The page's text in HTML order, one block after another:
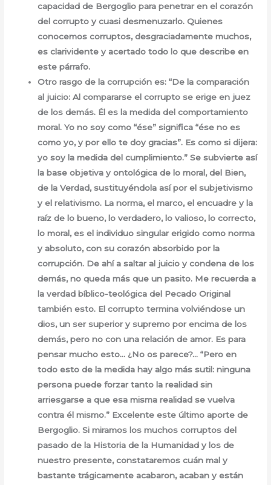
capacidad de Bergoglio para penetrar en el corazón
del corrupto y cuasi desmenuzarlo. Quienes
conocemos corruptos, desgraciadamente muchos,
es clarividente y acertado todo lo que describe en
este párrafo.
Otro rasgo de la corrupción es: “De la comparación
al juicio: Al compararse el corrupto se erige en juez
de los demás. Él es la medida del comportamiento
moral. Yo no soy como “ése” significa “ése no es
como yo, y por ello te doy gracias”. Es como si dijera:
yo soy la medida del cumplimiento.” Se subvierte así
la base objetiva y ontológica de lo moral, del Bien,
de la Verdad, sustituyéndola así por el subjetivismo
y el relativismo. La norma, el marco, el encuadre y la
raíz de lo bueno, lo verdadero, lo valioso, lo correcto,
lo moral, es el individuo singular erigido como norma
y absoluto, con su corazón absorbido por la
corrupción. De ahí a saltar al juicio y condena de los
demás, no queda más que un pasito. Me recuerda a
la verdad bíblico-teológica del Pecado Original
también esto. El corrupto termina volviéndose un
dios, un ser superior y supremo por encima de los
demás, pero no con una relación de amor. Es para
pensar mucho esto… ¿No os parece?… “Pero en
todo esto de la medida hay algo más sutil: ninguna
persona puede forzar tanto la realidad sin
arriesgarse a que esa misma realidad se vuelva
contra él mismo.” Excelente este último aporte de
Bergoglio. Si miramos los muchos corruptos del
pasado de la Historia de la Humanidad y los de
nuestro presente, constataremos cuán mal y
bastante trágicamente acabaron, acaban y están